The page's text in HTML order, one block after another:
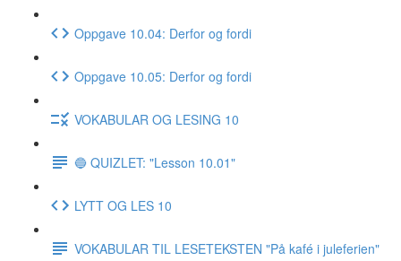
Oppgave 10.04: Derfor og fordi
Oppgave 10.05: Derfor og fordi
VOKABULAR OG LESING 10
🔵 QUIZLET: "Lesson 10.01"
LYTT OG LES 10
VOKABULAR TIL LESETEKSTEN "På kafé i juleferien"